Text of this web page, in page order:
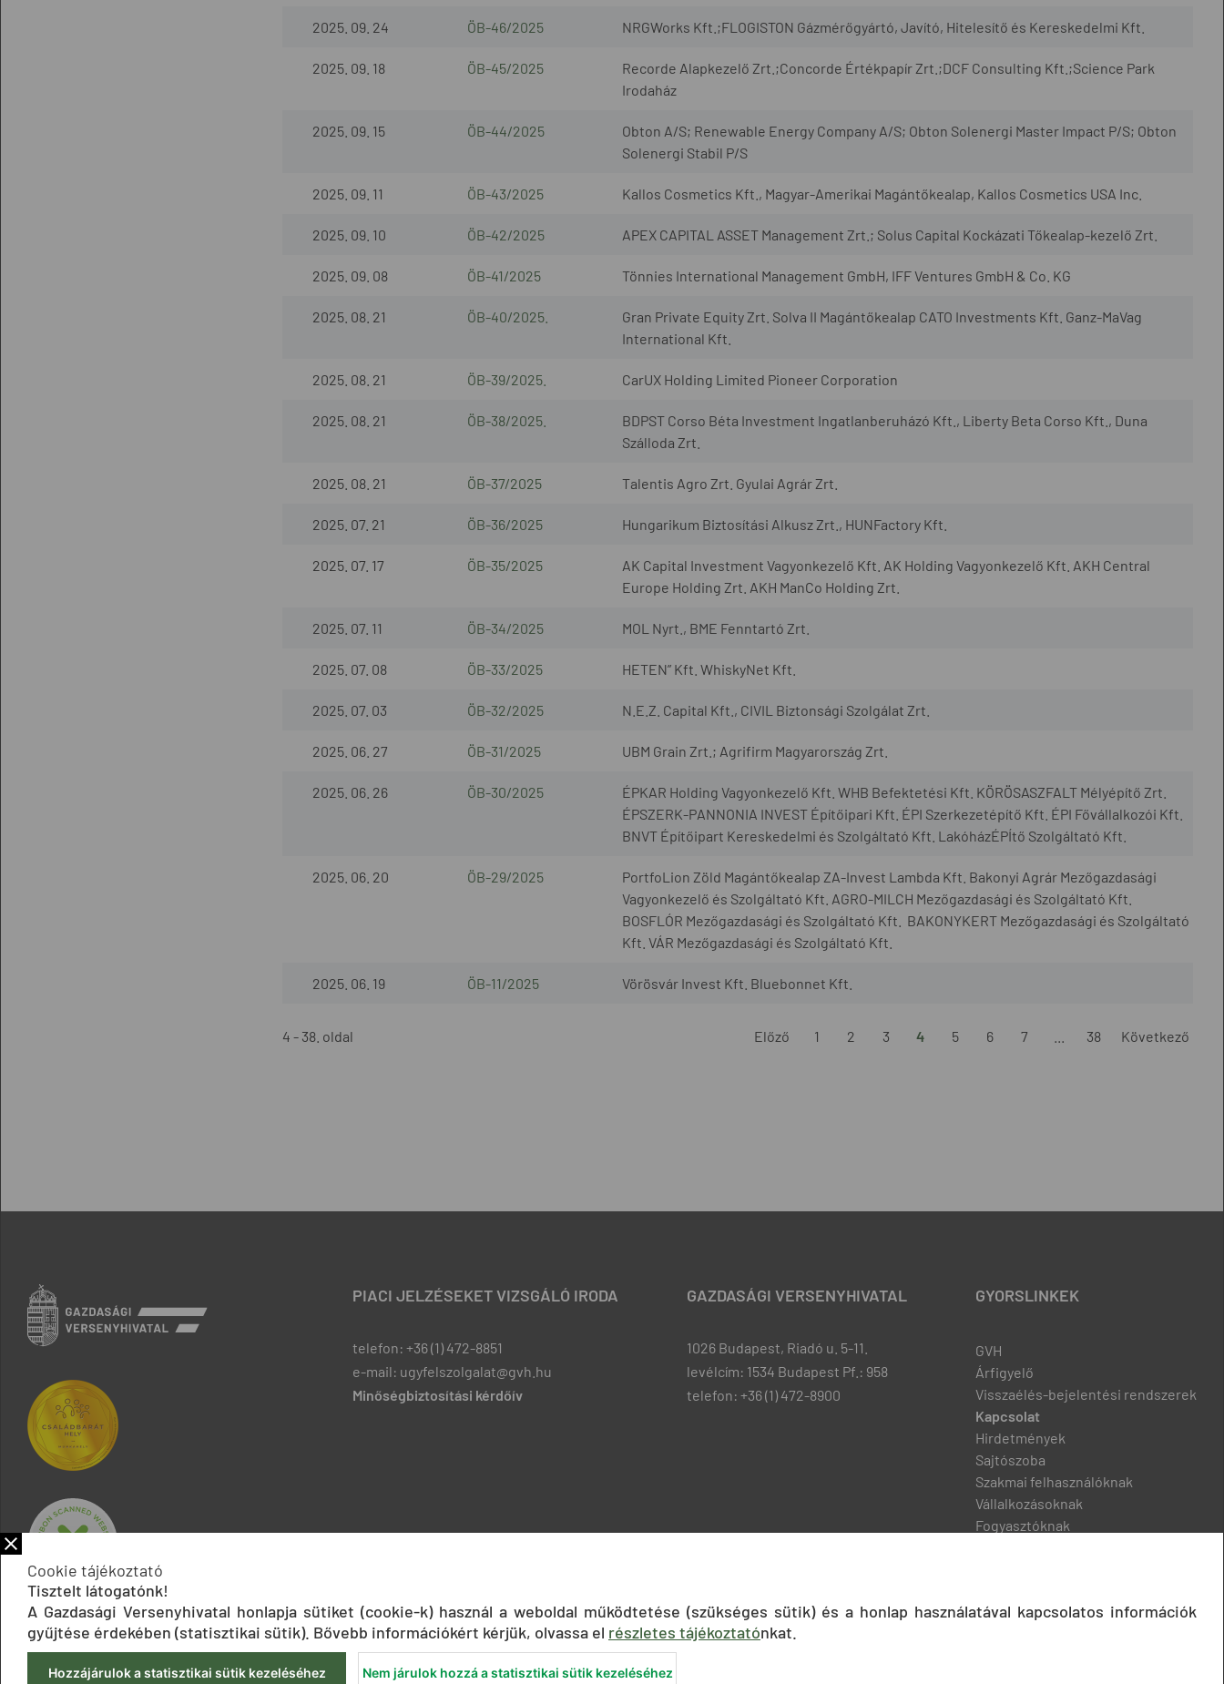
2025. 09. 24 ÖB-46/2025 NRGWorks Kft.;FLOGISTON Gázmérőgyártó, Javító, Hitelesítő és Kereskedelmi Kft.
2025. 09. 18 ÖB-45/2025
Recorde Alapkezelő Zrt.;Concorde Értékpapír Zrt.;DCF Consulting Kft.;Science Park
Irodaház
2025. 09. 15 ÖB-44/2025
Obton A/S; Renewable Energy Company A/S; Obton Solenergi Master Impact P/S; Obton
Solenergi Stabil P/S
2025. 09. 11 ÖB-43/2025 Kallos Cosmetics Kft., Magyar-Amerikai Magántőkealap, Kallos Cosmetics USA Inc.
2025. 09. 10 ÖB-42/2025 APEX CAPITAL ASSET Management Zrt.; Solus Capital Kockázati Tőkealap-kezelő Zrt.
2025. 09. 08 ÖB-41/2025 Tönnies International Management GmbH, IFF Ventures GmbH & Co. KG
2025. 08. 21 ÖB-40/2025.
Gran Private Equity Zrt. Solva II Magántőkealap CATO Investments Kft. Ganz-MaVag
International Kft.
2025. 08. 21 ÖB-39/2025. CarUX Holding Limited Pioneer Corporation
2025. 08. 21 ÖB-38/2025.
BDPST Corso Béta Investment Ingatlanberuházó Kft., Liberty Beta Corso Kft., Duna
Szálloda Zrt.
2025. 08. 21 ÖB-37/2025 Talentis Agro Zrt. Gyulai Agrár Zrt.
2025. 07. 21 ÖB-36/2025 Hungarikum Biztosítási Alkusz Zrt., HUNFactory Kft.
2025. 07. 17 ÖB-35/2025
AK Capital Investment Vagyonkezelő Kft. AK Holding Vagyonkezelő Kft. AKH Central
Europe Holding Zrt. AKH ManCo Holding Zrt.
2025. 07. 11 ÖB-34/2025 MOL Nyrt., BME Fenntartó Zrt.
2025. 07. 08 ÖB-33/2025 HETEN” Kft. WhiskyNet Kft.
2025. 07. 03 ÖB-32/2025 N.E.Z. Capital Kft., CIVIL Biztonsági Szolgálat Zrt.
2025. 06. 27 ÖB-31/2025 UBM Grain Zrt.; Agrifirm Magyarország Zrt.
2025. 06. 26 ÖB-30/2025
ÉPKAR Holding Vagyonkezelő Kft. WHB Befektetési Kft. KÖRÖSASZFALT Mélyépítő Zrt.
ÉPSZERK-PANNONIA INVEST Építőipari Kft. ÉPI Szerkezetépítő Kft. ÉPI Fővállalkozói Kft.
BNVT Építőipart Kereskedelmi és Szolgáltató Kft. LakóházÉPÍtő Szolgáltató Kft.
2025. 06. 20 ÖB-29/2025
PortfoLion Zöld Magántőkealap ZA-Invest Lambda Kft. Bakonyi Agrár Mezőgazdasági
Vagyonkezelő és Szolgáltató Kft. AGRO-MILCH Mezőgazdasági és Szolgáltató Kft.
BOSFLÓR Mezőgazdasági és Szolgáltató Kft. BAKONYKERT Mezőgazdasági és Szolgáltató
Kft. VÁR Mezőgazdasági és Szolgáltató Kft.
2025. 06. 19 ÖB-11/2025 Vörösvár Invest Kft. Bluebonnet Kft.
4 - 38. oldal Előző 1 2 3 4 5 6 7 38 Következő
PIACI JELZÉSEKET VIZSGÁLÓ IRODA
telefon: +36 (1) 472-8851
e-mail: ugyfelszolgalat@gvh.hu
Minőségbiztosítási kérdőív
GAZDASÁGI VERSENYHIVATAL
1026 Budapest, Riadó u. 5-11.
levélcím: 1534 Budapest Pf.: 958
telefon: +36 (1) 472-8900
GYORSLINKEK
GVH
Árfigyelő
Visszaélés-bejelentési rendszerek
Kapcsolat
Hirdetmények
Sajtószoba
Szakmai felhasználóknak
Vállalkozásoknak
Fogyasztóknak
Cookie tájékoztató
Tisztelt látogatónk!
A Gazdasági Versenyhivatal honlapja sütiket (cookie-k) használ a weboldal működtetése (szükséges sütik) és a honlap használatával kapcsolatos információk
gyűjtése érdekében (statisztikai sütik). Bővebb információkért kérjük, olvassa el részletes tájékoztatónkat.
Hozzájárulok a statisztikai sütik kezeléséhez Nem járulok hozzá a statisztikai sütik kezeléséhez